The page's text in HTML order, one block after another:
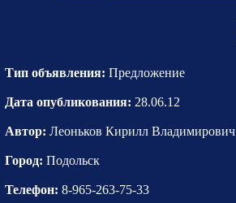
Тип объявления: Предложение
Дата опубликования: 28.06.12
Автор: Леоньков Кирилл Владимирович
Город: Подольск
Телефон: 8-965-263-75-33